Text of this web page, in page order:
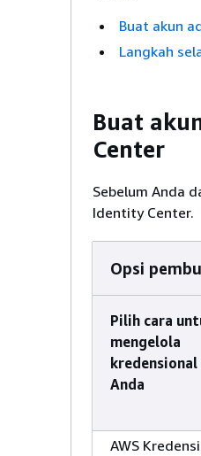
Buat akun
Langkah
Buat
Center
Sebelum Anda
Identity Center.
Opsi
Pilih cara
mengelola
kredensional
Anda
AWS Kredensi